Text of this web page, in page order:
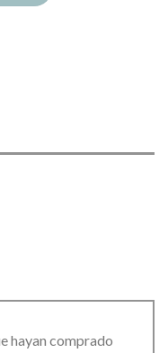
hayan comprado